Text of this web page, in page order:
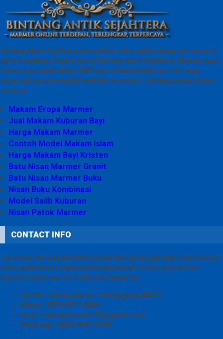
Bintang Antik Sejahtera merupakan situs online pengrajin marmer
yang tergabung dalam Group Bintang Antik Sejahtera layanan yang
terpercaya sejak tahun 2009 dan terdapat lebih dari 50 orang
pengrajin yang memiliki keahlian tersendiri dibidang pengolahan
marmer.
Makam Eropa Marmer
Jual Makam Kuburan Bayi
Harga Makam Marmer
Contoh Model Makam Islam
Harga Makam Bayi Kristen
Batu Nisan Marmer Granit
Batu Nisan Marmer Buku
Nisan Buku Kombinasi
Model Salib Kuburan
Nisan Patok Marmer
CONTACT INFO
Jika Anda Merasa Kesulitan Untuk Menghubungi Customer Service
Kami, Anda Bisa Langsung Menghubungi Pusat Layanan Dan
Keluhan Customer Di Contact Di Bawah Ini
Alamat : Campurdarat, Tulungagung 66272
Phone : 0815-5311-5556
Email : istanamarmer123@gmail.com
Whatsapp : 0822-9967-5758